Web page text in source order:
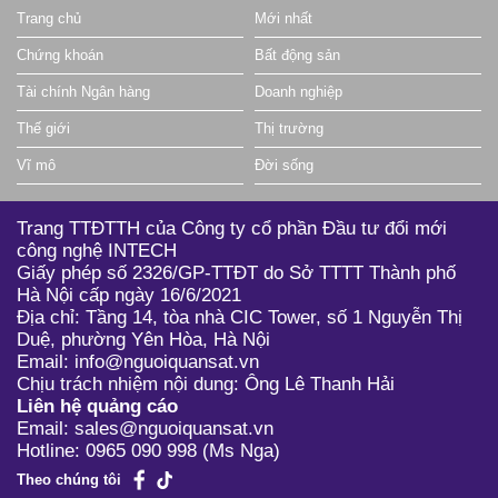
DL1 0.10 (2.22%)
DNL 0.00 (0.00%)
DOP
DS3 4.80 0.30 (6.67%) 100
DVP 78.80 0.40 (0.51%) 7,800
DXP 14.70 0.10 (0.68%) 310,900
EMS 18.80 0.00 (0.00%)
GIC 11.50 0.10 (0.88%) 1,000
GMD 77.20
GSP 9.98 0.00 (0.00%)
GTT 0.30 0.00 (0.00%)
HAH 46.20
Trang chủ Mới nhất
Chứng khoán Bất động sản
Tài chính Ngân hàng Doanh nghiệp
Thế giới Thị trường
Vĩ mô Đời sống
Trang TTĐTTH của Công ty cổ phần Đầu tư đổi mới
công nghệ INTECH
Giấy phép số 2326/GP-TTĐT do Sở TTTT Thành phố
Hà Nội cấp ngày 16/6/2021
Địa chỉ: Tầng 14, tòa nhà CIC Tower, số 1 Nguyễn Thị
Duệ, phường Yên Hòa, Hà Nội
Email: info@nguoiquansat.vn
Chịu trách nhiệm nội dung: Ông Lê Thanh Hải
Liên hệ quảng cáo
Email: sales@nguoiquansat.vn
Hotline: 0965 090 998 (Ms Nga)
Theo chúng tôi